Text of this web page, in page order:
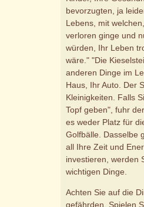
bevorzugten, ja
Lebens, mit
verloren ginge und
würden, Ihr Leben
wäre." "Die
anderen Dinge im
Haus, Ihr Auto. Der
Kleinigkeiten. Falls
Topf geben", fuhr
es weder Platz für
Golfbälle. Dasselbe
all Ihre Zeit und
investieren, werden
wichtigen Dinge.
Achten Sie auf die
gefährden. Spielen